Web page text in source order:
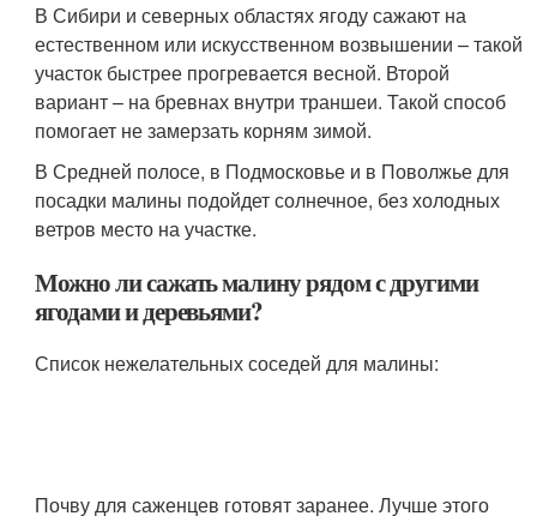
В Сибири и северных областях ягоду сажают на
естественном или искусственном возвышении – такой
участок быстрее прогревается весной. Второй
вариант – на бревнах внутри траншеи. Такой способ
помогает не замерзать корням зимой.
В Средней полосе, в Подмосковье и в Поволжье для
посадки малины подойдет солнечное, без холодных
ветров место на участке.
Можно ли сажать малину рядом с другими
ягодами и деревьями?
Список нежелательных соседей для малины:
Почву для саженцев готовят заранее. Лучше этого